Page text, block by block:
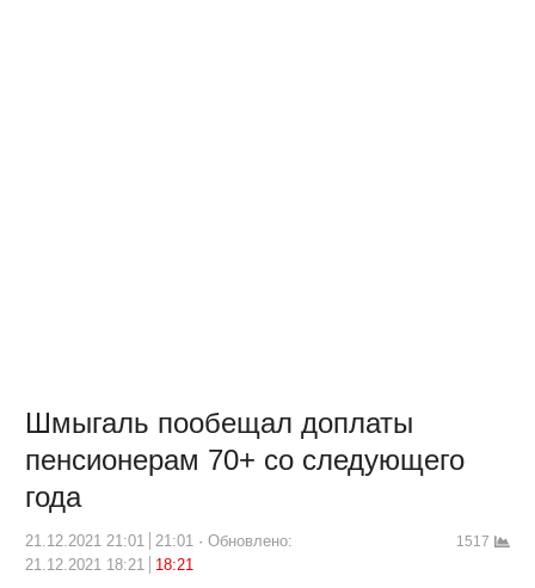
Шмыгаль пообещал доплаты
пенсионерам 70+ со следующего
года
21.12.2021 21:01 21:01
Обновлено:
21.12.2021 18:21
18:21
1517